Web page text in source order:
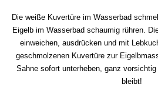
Die weiße Kuvertüre im Wasserbad
Eigelb im Wasserbad schaumig rühren.
einweichen, ausdrücken und mit
geschmolzenen Kuvertüre zur
Sahne sofort unterheben, ganz
bleibt!